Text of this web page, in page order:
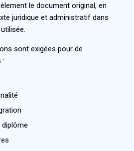
le document original, en
juridique et administratif dans
sont exigées pour de
: